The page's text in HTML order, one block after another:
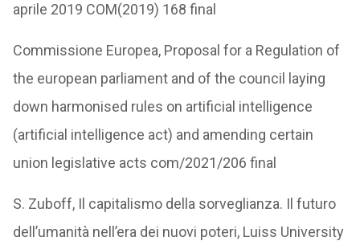
aprile 2019 COM(2019) 168 final
Commissione Europea, Proposal for a Regulation of
the european parliament and of the council laying
down harmonised rules on artificial intelligence
(artificial intelligence act) and amending certain
union legislative acts com/2021/206 final
S. Zuboff, Il capitalismo della sorveglianza. Il futuro
dell’umanità nell’era dei nuovi poteri, Luiss University